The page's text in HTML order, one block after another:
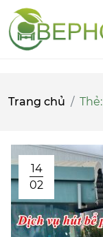
Trang chủ Thẻ:
14
02